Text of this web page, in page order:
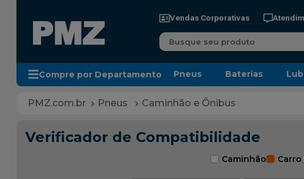
Vendas Corporativas
Busque seu produto
Compre por Departamento Pneus Baterias
Pneus Caminhão e Ônibus
Verificador de Compatibilidade
Caminhão Carro